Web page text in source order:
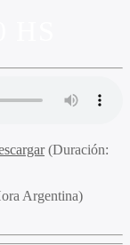
(Duración:
Argentina)